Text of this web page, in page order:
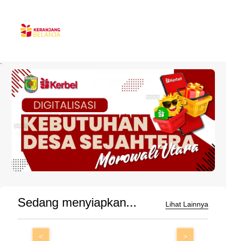
`
Sedang menyiapkan... Lihat Lainnya
< >